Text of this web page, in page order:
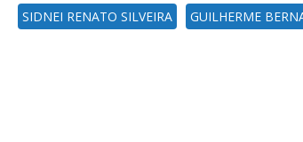
SIDNEI RENATO SILVEIRA GUILHERME